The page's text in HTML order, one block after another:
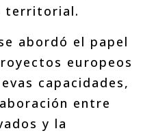
territorial.
abordó el papel
europeos
capacidades,
entre
y la